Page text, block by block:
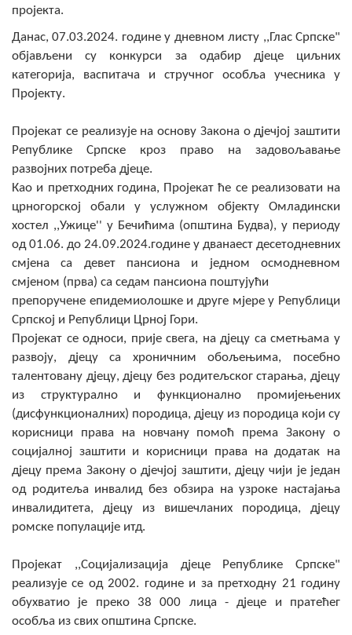
Службени Гласници
ОПШТИНСКА УПРАВА
Активности
Јавни позиви
Обавјештења
Заштита од пожара
COVID 19
Геоистраживања
ФИНАНСИЈЕ
ПРИВРЕДА
Пољопривреда
Туризам
Спорт
КОНТАКТ
пројекта.
Данас, 07.03.2024. године у дневном листу ,,Глас Српске"
објављени су конкурси за одабир дјеце циљних
категорија, васпитача и стручног особља учесника у
Пројекту.
Пројекат се реализује на основу Закона о дјечјој заштити
Републике Српске кроз право на задовољавање
развојних потреба дјеце.
Као и претходних година, Пројекат ће се реализовати на
црногорској обали у услужном објекту Омладински
хостел ,,Ужице'' у Бечићима (општина Будва), у периоду
од 01.06. до 24.09.2024.године у дванаест десетодневних
смјена са девет пансиона и једном осмодневном
смјеном (прва) са седам пансиона поштујући
препоручене епидемиолошке и друге мјере у Републици
Српској и Републици Црној Гори.
Пројекат се односи, прије свега, на дјецу са сметњама у
развоју, дјецу са хроничним обољењима, посебно
талентовану дјецу, дјецу без родитељског старања, дјецу
из структурално и функционално промијењених
(дисфункционалних) породица, дјецу из породица који су
корисници права на новчану помоћ према Закону о
социјалној заштити и корисници права на додатак на
дјецу према Закону о дјечјој заштити, дјецу чији је један
од родитеља инвалид без обзира на узроке настајања
инвалидитета, дјецу из вишечланих породица, дјецу
ромске популације итд.
Пројекат ,,Социјализација дјеце Републике Српске"
реализује се од 2002. године и за претходну 21 годину
обухватио је преко 38 000 лица - дјеце и пратећег
особља из свих општина Српске.